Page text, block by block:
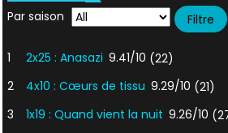
Par saison
1 2x25 : Anasazi 9.41/10 (22)
2
4x10 : Cœurs de tissu 9.29/10 (21)
3
1x19 : Quand vient la nuit 9.26/10